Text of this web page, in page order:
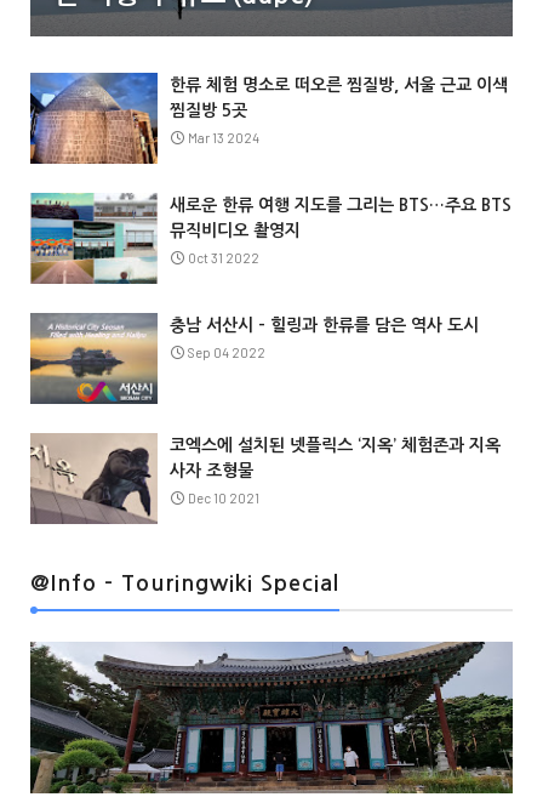
한류 체험 명소로 떠오른 찜질방, 서울 근교 이색
찜질방 5곳
Mar 13 2024
새로운 한류 여행 지도를 그리는 BTS…주요 BTS
뮤직비디오 촬영지
Oct 31 2022
충남 서산시 – 힐링과 한류를 담은 역사 도시
Sep 04 2022
코엑스에 설치된 넷플릭스 ‘지옥’ 체험존과 지옥
사자 조형물
Dec 10 2021
@Info - Touringwiki Special
@Info
@Info